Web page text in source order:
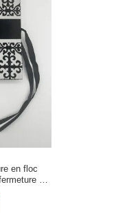
en floc
au